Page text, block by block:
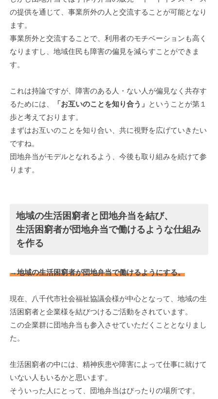
の提供を通じて、事業所外の人と交流することが可能となり
ます。
事業所外と交流することで、利用者のモチベーションも高く
なりますし、地域住民も障害の偏見を減らすことができま
す。
これは持論ですが、障害のある人・ない人が偏見なく共存す
るためには、
「お互いのことを知り合う」 ということが第１
歩と考えております。
まずはお互いのことを知り合い、共に視野を広げていきたい
ですね。
団地弁当がモデルとなれるよう、今後も取り組みを続けて参
ります。
地域の生活困窮者と団地弁当を結び、
生活困窮者が団地弁当で働けるような仕組み
を作る
→地域の生活困窮者が団地弁当で働けるようにする。
現在、八千代市社会福祉協議会様が中心となって、地域の生
活困窮者と企業様を結びつけるご活動をされています。
この企業群に団地弁当も参入させていただくこととなりまし
た。
生活困窮者の中には、精神疾患や障害によって仕事に就けて
いない人もいるかと思います。
そういった人にとって、団地弁当はぴったりの場所です。